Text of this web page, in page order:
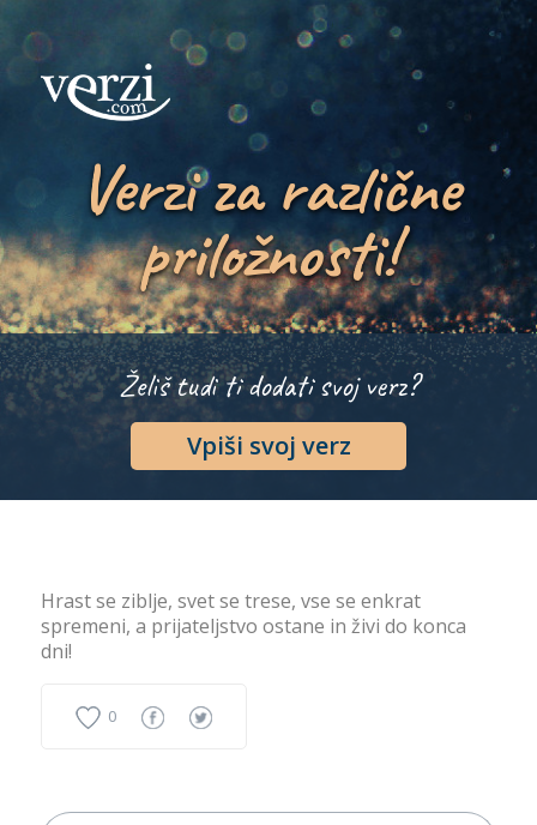
Verzi za različne
priložnosti!
Želiš tudi ti dodati svoj verz?
Vpiši svoj verz
Hrast se ziblje, svet se trese, vse se enkrat
spremeni, a prijateljstvo ostane in živi do konca
dni!
0